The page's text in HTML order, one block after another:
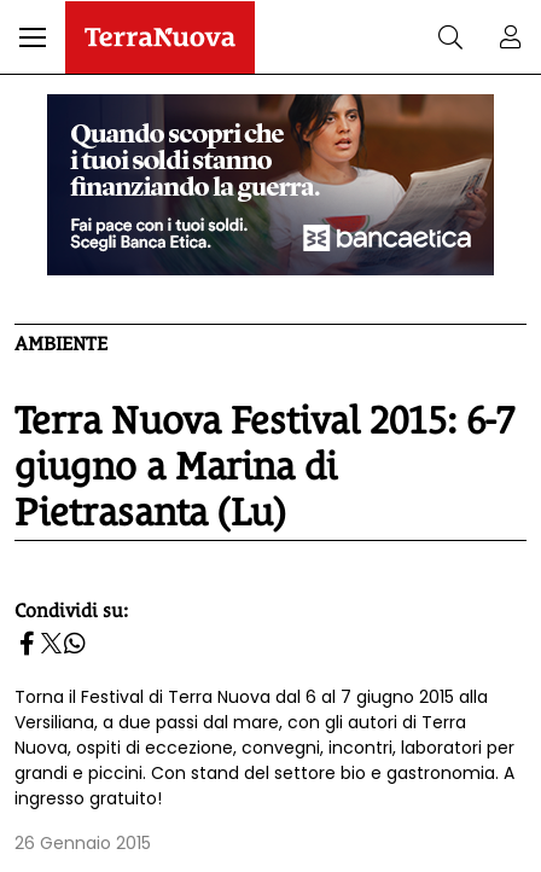
AMBIENTE
Terra Nuova Festival 2015: 6-7
giugno a Marina di
Pietrasanta (Lu)
homepage h2
Condividi su:
Torna il Festival di Terra Nuova dal 6 al 7 giugno 2015 alla
Versiliana, a due passi dal mare, con gli autori di Terra
Nuova, ospiti di eccezione, convegni, incontri, laboratori per
grandi e piccini. Con stand del settore bio e gastronomia. A
ingresso gratuito!
26 Gennaio 2015